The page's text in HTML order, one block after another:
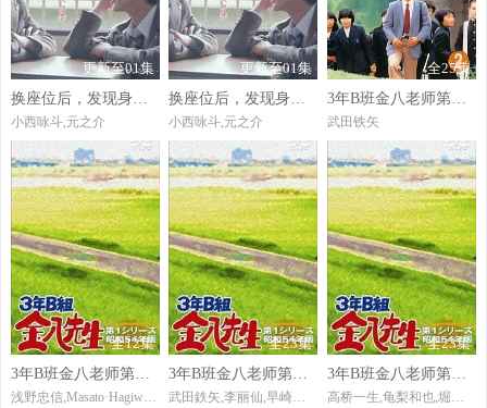
更新至01集
换座位后，发现身后的男生好像喜欢我
小西咏斗,元之介
更新至01集
小西咏斗,元之介
全25集
3年B班金八老师第二季
武田铁矢
全12集
3年B班金八老师第三季
浅野忠信,Masato·Hagiwara,Isao·Hashizume
全23集
3年B班金八老师第四季
武田鉄矢,李丽仙,早崎文司
全23集
3年B班金八老师第五季
高桥一生,龟梨和也,堀内正美,金田明夫,风间俊介,星野真里,倍赏美津子,武田铁矢,平野良